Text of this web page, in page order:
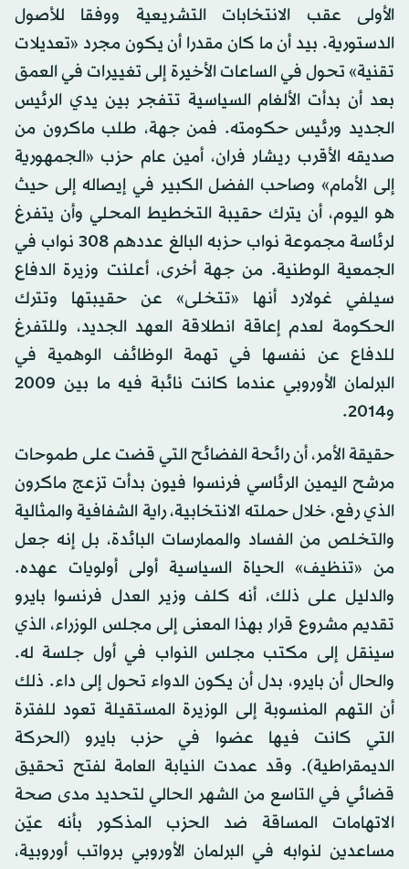
الأولى عقب الانتخابات التشريعية ووفقا للأصول
الدستورية. بيد أن ما كان مقدرا أن يكون مجرد «تعديلات
تقنية» تحول في الساعات الأخيرة إلى تغييرات في العمق
بعد أن بدأت الألغام السياسية تتفجر بين يدي الرئيس
الجديد ورئيس حكومته. فمن جهة، طلب ماكرون من
صديقه الأقرب ريشار فران، أمين عام حزب «الجمهورية
إلى الأمام» وصاحب الفضل الكبير في إيصاله إلى حيث
هو اليوم، أن يترك حقيبة التخطيط المحلي وأن يتفرغ
لرئاسة مجموعة نواب حزبه البالغ عددهم 308 نواب في
الجمعية الوطنية. من جهة أخرى، أعلنت وزيرة الدفاع
سيلفي غولارد أنها «تتخلى» عن حقيبتها وتترك
الحكومة لعدم إعاقة انطلاقة العهد الجديد، وللتفرغ
للدفاع عن نفسها في تهمة الوظائف الوهمية في
البرلمان الأوروبي عندما كانت نائبة فيه ما بين 2009
و2014.
حقيقة الأمر، أن رائحة الفضائح التي قضت على طموحات
مرشح اليمين الرئاسي فرنسوا فيون بدأت تزعج ماكرون
الذي رفع، خلال حملته الانتخابية، راية الشفافية والمثالية
والتخلص من الفساد والممارسات البائدة، بل إنه جعل
من «تنظيف» الحياة السياسية أولى أولويات عهده.
والدليل على ذلك، أنه كلف وزير العدل فرنسوا بايرو
تقديم مشروع قرار بهذا المعنى إلى مجلس الوزراء، الذي
سينقل إلى مكتب مجلس النواب في أول جلسة له.
والحال أن بايرو، بدل أن يكون الدواء تحول إلى داء. ذلك
أن التهم المنسوبة إلى الوزيرة المستقيلة تعود للفترة
التي كانت فيها عضوا في حزب بايرو (الحركة
الديمقراطية). وقد عمدت النيابة العامة لفتح تحقيق
قضائي في التاسع من الشهر الحالي لتحديد مدى صحة
الاتهامات المساقة ضد الحزب المذكور بأنه عيّن
مساعدين لنوابه في البرلمان الأوروبي برواتب أوروبية،